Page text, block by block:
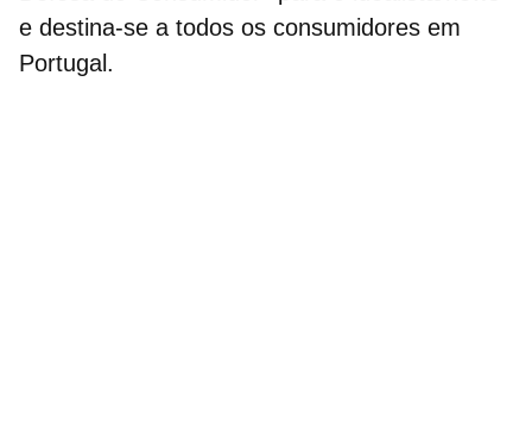
e destina-se a todos os consumidores em
Portugal.